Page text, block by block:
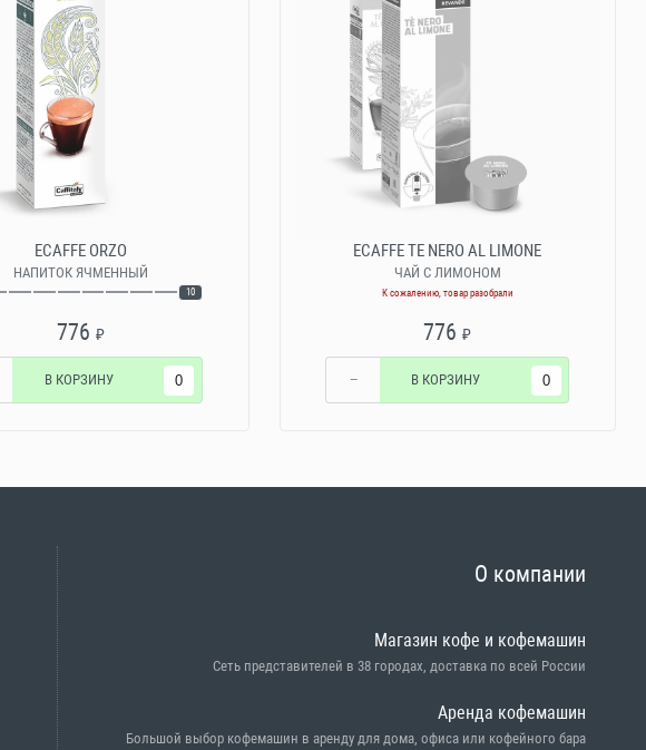
ECAFFE ORZO
НАПИТОК ЯЧМЕННЫЙ
10
776₽
В КОРЗИНУ
ECAFFE TE NERO AL LIMONE
ЧАЙ С ЛИМОНОМ
К сожалению, товар разобрали
776₽
− В КОРЗИНУ
О компании
Магазин кофе и кофемашин
Сеть представителей в 38 городах, доставка по всей России
Аренда кофемашин
Большой выбор кофемашин в аренду для дома, офиса или кофейного бара